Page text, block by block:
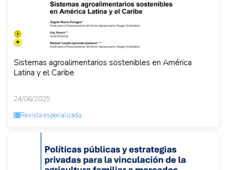
Sistemas agroalimentarios sostenibles en América
Latina y el Caribe
24/06/2025
Revista especializada